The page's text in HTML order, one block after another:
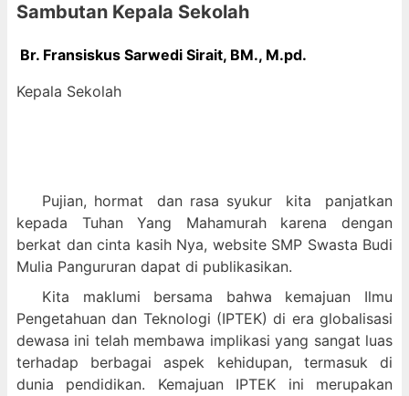
Sambutan Kepala Sekolah
Br. Fransiskus Sarwedi Sirait, BM., M.pd.
Kepala Sekolah
Pujian, hormat dan rasa syukur kita panjatkan
kepada Tuhan Yang Mahamurah karena dengan
berkat dan cinta kasih Nya, website SMP Swasta Budi
Mulia Pangururan dapat di publikasikan.
Kita maklumi bersama bahwa kemajuan Ilmu
Pengetahuan dan Teknologi (IPTEK) di era globalisasi
dewasa ini telah membawa implikasi yang sangat luas
terhadap berbagai aspek kehidupan, termasuk di
dunia pendidikan. Kemajuan IPTEK ini merupakan